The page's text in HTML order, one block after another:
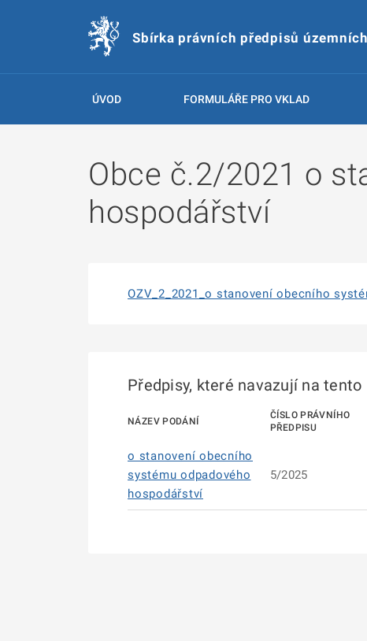
Sbírka právních předpisů
ÚVOD FORMULÁŘE PRO VKLAD
Obce č.2/2021 o
hospodářství
OZV_2_2021_o stanovení obecního
Předpisy, které navazují na tento
NÁZEV PODÁNÍ
ČÍSLO PRÁVNÍHO
PŘEDPISU
o stanovení obecního
systému odpadového
hospodářství
5/2025